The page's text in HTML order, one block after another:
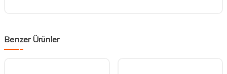
Benzer Ürünler